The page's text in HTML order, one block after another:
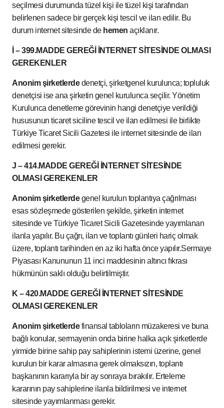
seçilmesi durumunda tüzel kişi ile tüzel kişi tarafından
belirlenen sadece bir gerçek kişi tescil ve ilan edilir. Bu
durum internet sitesinde de hemen açıklanır.
İ – 399.MADDE GEREĞİ İNTERNET SİTESİNDE OLMASI
GEREKENLER
Anonim şirketlerdedenetçi, şirketgenel kurulunca; topluluk
denetçisi ise ana şirketin genel kurulunca seçilir. Yönetim
Kurulunca denetleme görevinin hangi denetçiye verildiği
hususunun ticaret siciline tescil ve ilan edilmesi ile birlikte
Türkiye Ticaret Sicili Gazetesi ile internet sitesinde de ilan
edilmesi gerekir.
J – 414.MADDE GEREĞİ İNTERNET SİTESİNDE
OLMASI GEREKENLER
Anonim şirketlerdegenel kurulun toplantıya çağrılması
esas sözleşmede gösterilen şekilde, şirketin internet
sitesinde ve Türkiye Ticaret Sicili Gazetesinde yayımlanan
ilanla yapılır. Bu çağrı, ilan ve toplantı günleri hariç olmak
üzere, toplantı tarihinden en az iki hafta önce yapılır.Sermaye
Piyasası Kanununun 11 inci maddesinin altıncı fıkrası
hükmünün saklı olduğu belirtilmiştir.
K – 420.MADDE GEREĞİ İNTERNET SİTESİNDE
OLMASI GEREKENLER
Anonim şirketlerdefinansal tabloların müzakeresi ve buna
bağlı konular, sermayenin onda birine halka açık şirketlerde
yirmide birine sahip pay sahiplerinin istemi üzerine, genel
kurulun bir karar almasına gerek olmaksızın, toplantı
başkanının kararıyla bir ay sonraya bırakılır. Erteleme
kararının pay sahiplerine ilanla bildirilmesi ve internet
sitesinde yayımlanması gerekir.